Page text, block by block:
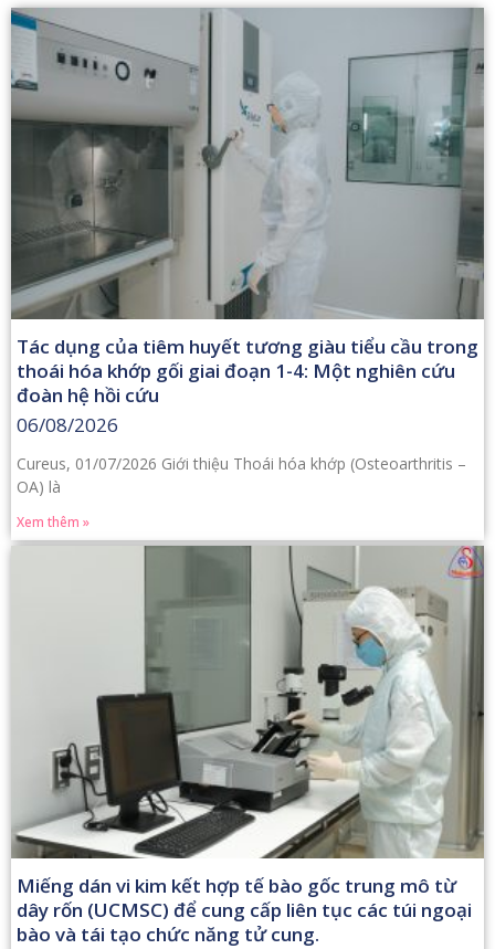
Tác dụng của tiêm huyết tương giàu tiểu cầu trong
thoái hóa khớp gối giai đoạn 1-4: Một nghiên cứu
đoàn hệ hồi cứu
06/08/2026
Cureus, 01/07/2026 Giới thiệu Thoái hóa khớp (Osteoarthritis –
OA) là
Xem thêm »
Miếng dán vi kim kết hợp tế bào gốc trung mô từ
dây rốn (UCMSC) để cung cấp liên tục các túi ngoại
bào và tái tạo chức năng tử cung.